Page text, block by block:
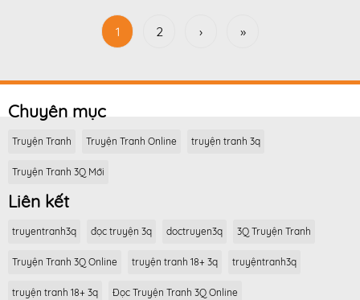
1 2 › »
Chuyên mục
Truyện Tranh Truyện Tranh Online truyện tranh 3q
Truyện Tranh 3Q Mới
Liên kết
truyentranh3q đọc truyện 3q doctruyen3q 3Q Truyện Tranh
Truyện Tranh 3Q Online truyện tranh 18+ 3q truyệntranh3q
truyện tranh 18+ 3q Đọc Truyện Tranh 3Q Online